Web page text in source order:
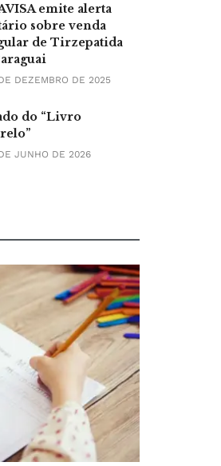
emite alerta
sobre venda
de Tirzepatida
DEZEMBRO DE 2025
do “Livro
JUNHO DE 2026